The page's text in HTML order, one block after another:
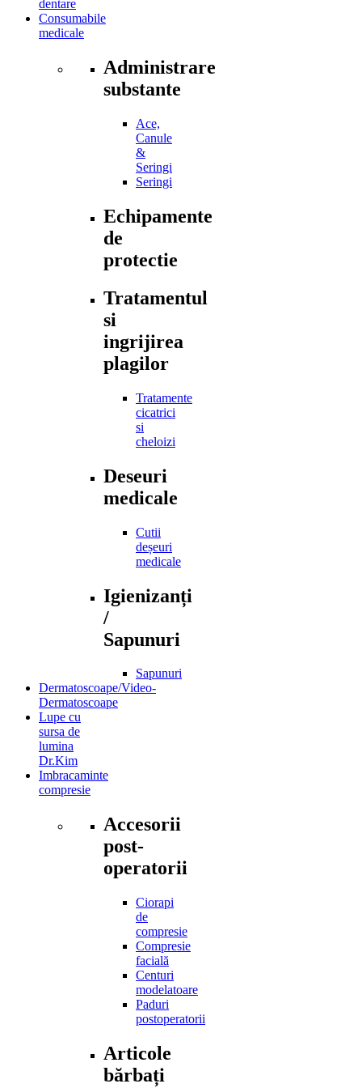
dentare
Consumabile
medicale
Administrare
substante
Ace,
Canule
&
Seringi
Seringi
Echipamente
de
protectie
Tratamentul
si
ingrijirea
plagilor
Tratamente
cicatrici
si
cheloizi
Deseuri
medicale
Cutii
deșeuri
medicale
Igienizanți
/
Sapunuri
Sapunuri
Dermatoscoape/Video-
Dermatoscoape
Lupe cu
sursa de
lumina
Dr.Kim
Imbracaminte
compresie
Accesorii
post-
operatorii
Ciorapi
de
compresie
Compresie
facială
Centuri
modelatoare
Paduri
postoperatorii
Articole
bărbați